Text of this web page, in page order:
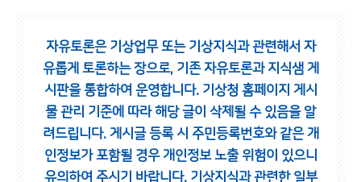
자유토론은 기상업무 또는 기상지식과 관련해서 자
유롭게 토론하는 장으로, 기존 자유토론과 지식샘 게
시판을 통합하여 운영합니다. 기상청 홈페이지 게시
물 관리 기준에 따라 해당 글이 삭제될 수 있음을 알
려드립니다. 게시글 등록 시 주민등록번호와 같은 개
인정보가 포함될 경우 개인정보 노출 위험이 있으니
유의하여 주시기 바랍니다. 기상지식과 관련한 일부